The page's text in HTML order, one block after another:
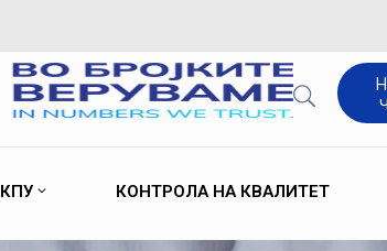
КПУ КОНТРОЛА НА КВАЛИТЕТ